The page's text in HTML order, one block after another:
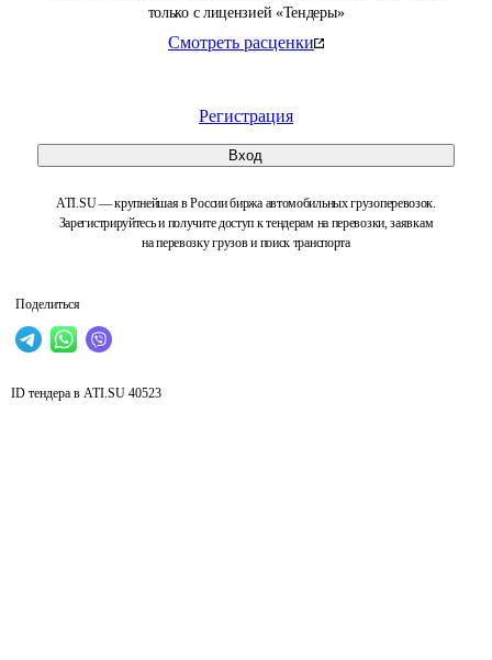
только с лицензией «Тендеры»
Смотреть расценки
Регистрация
Вход
ATI.SU — крупнейшая в России биржа автомобильных грузоперевозок.
Зарегистрируйтесь и получите доступ к тендерам на перевозки, заявкам
на перевозку грузов и поиск транспорта
Поделиться
ID тендера в ATI.SU 40523